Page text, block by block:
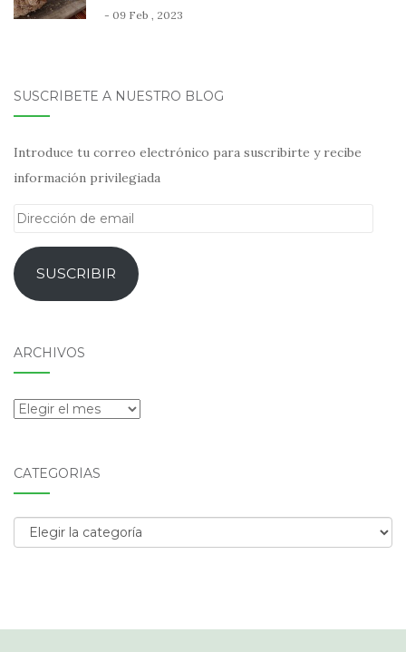
- 09 Feb , 2023
SUSCRÍBETE A NUESTRO BLOG
Introduce tu correo electrónico para suscribirte y recibe
información privilegiada
Dirección
emailSUSCRIBIR
ARCHIVOS
Archivos
CATEGORÍAS
Categorías